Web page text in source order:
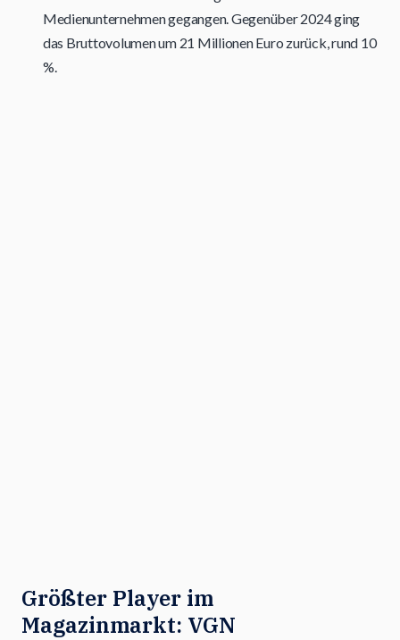
Medienunternehmen gegangen. Gegenüber 2024 ging
das Bruttovolumen um 21 Millionen Euro zurück, rund 10
%.
Größter Player im
Magazinmarkt: VGN